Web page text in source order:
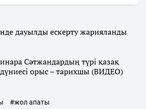
дауылды ескерту жарияланды
Сәтжандардың түрі қазақ
орыс – тарихшы (ВИДЕО)
#жол апаты